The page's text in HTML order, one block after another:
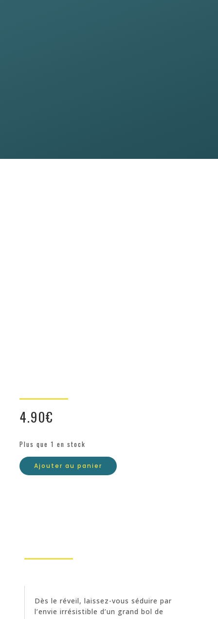
4.90€
Plus que 1 en stock
Ajouter au panier
Dès le réveil, laissez-vous séduire par
l’envie irrésistible d’un grand bol de